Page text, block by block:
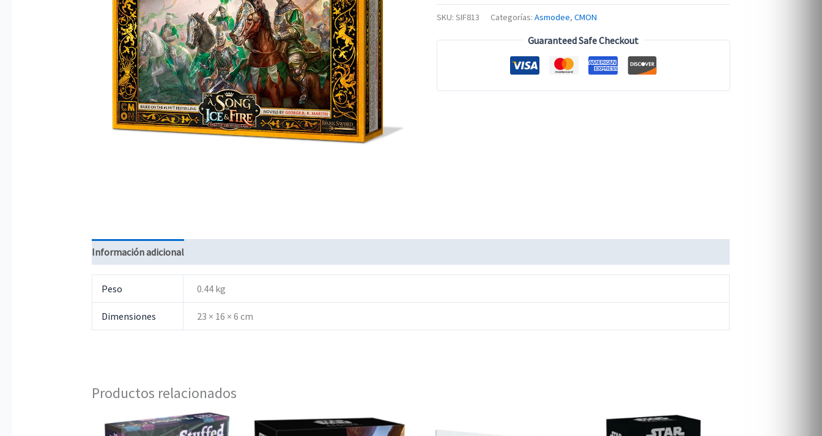
SKU: SIF813 Categorías: Asmodee, CMON
Guaranteed Safe Checkout
Información adicional
Peso 0.44 kg
Dimensiones 23 × 16 × 6 cm
Productos relacionados